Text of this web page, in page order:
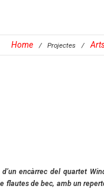
Home / Projectes /
encàrrec del quartet
flautes de bec, amb un